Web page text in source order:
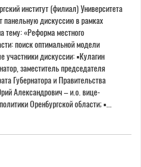
институт (филиал) Университета
дискуссию в рамках
тему: «Реформа местного
поиск оптимальной модели
участники дискуссии: ▪️Кулагин
заместитель председателя
Губернатора и Правительства
Александрович – и.о. вице-
Оренбургской области; ▪...